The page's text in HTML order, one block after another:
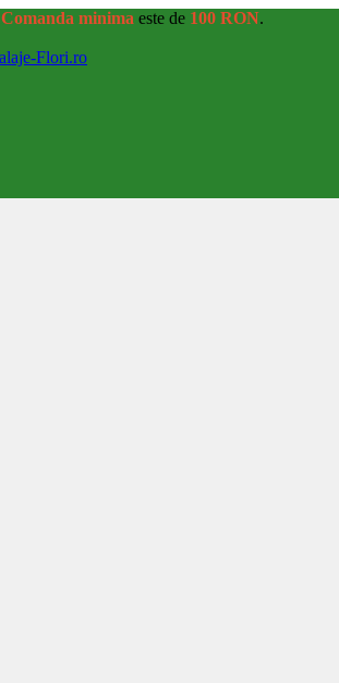
Comanda minima este de 100 RON.